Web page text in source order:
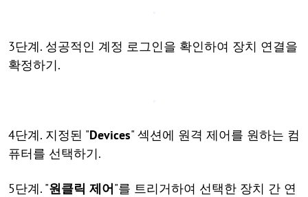
3단계. 성공적인 계정 로그인을 확인하여 장치 연결을
확정하기.
4단계. 지정된 "Devices" 섹션에 원격 제어를 원하는 컴
퓨터를 선택하기.
5단계. "원클릭 제어"를 트리거하여 선택한 장치 간 연